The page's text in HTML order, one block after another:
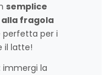
semplice
fragola
perfetta per i
il latte!
la